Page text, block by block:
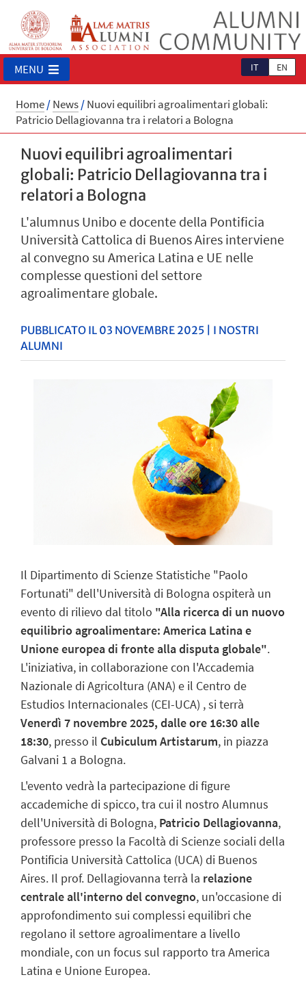
IT EN
MENU
Home/News/Nuovi equilibri agroalimentari globali:
Patricio Dellagiovanna tra i relatori a Bologna
Nuovi equilibri agroalimentari
globali: Patricio Dellagiovanna tra i
relatori a Bologna
L'alumnus Unibo e docente della Pontificia
Università Cattolica di Buenos Aires interviene
al convegno su America Latina e UE nelle
complesse questioni del settore
agroalimentare globale.
PUBBLICATO IL 03 NOVEMBRE 2025 | I NOSTRI
ALUMNI
Il Dipartimento di Scienze Statistiche "Paolo
Fortunati" dell'Università di Bologna ospiterà un
evento di rilievo dal titolo "Alla ricerca di un nuovo
equilibrio agroalimentare: America Latina e
Unione europea di fronte alla disputa globale".
L'iniziativa, in collaborazione con l'Accademia
Nazionale di Agricoltura (ANA) e il Centro de
Estudios Internacionales (CEI-UCA) , si terrà
Venerdì 7 novembre 2025, dalle ore 16:30 alle
18:30, presso il Cubiculum Artistarum, in piazza
Galvani 1 a Bologna.
L'evento vedrà la partecipazione di figure
accademiche di spicco, tra cui il nostro Alumnus
dell'Università di Bologna, Patricio Dellagiovanna,
professore presso la Facoltà di Scienze sociali della
Pontificia Università Cattolica (UCA) di Buenos
Aires. Il prof. Dellagiovanna terrà la relazione
centraleall'interno del convegno, un'occasione di
approfondimento sui complessi equilibri che
regolano il settore agroalimentare a livello
mondiale, con un focus sul rapporto tra America
Latina e Unione Europea.